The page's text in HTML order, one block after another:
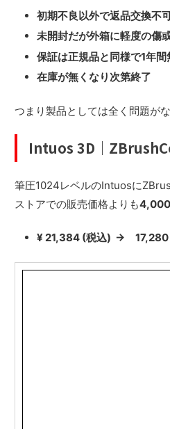
初期不良以外で返品交換不
未開封だが外箱に軽度の傷
保証は正規品と同様で1年
在庫が無くなり次第終了
つまり製品としては全く問題が
Intuos 3D｜
筆圧1024レベルのIntuosに
ストアでの販売価格よりも4,000
¥ 21,384 (税込) → 17,280